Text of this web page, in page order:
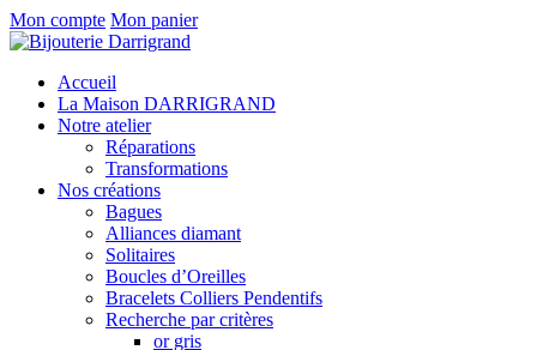
Mon compte Mon panier
Accueil
La Maison DARRIGRAND
Notre atelier
Réparations
Transformations
Nos créations
Bagues
Alliances diamant
Solitaires
Boucles d’Oreilles
Bracelets Colliers Pendentifs
Recherche par critères
or gris